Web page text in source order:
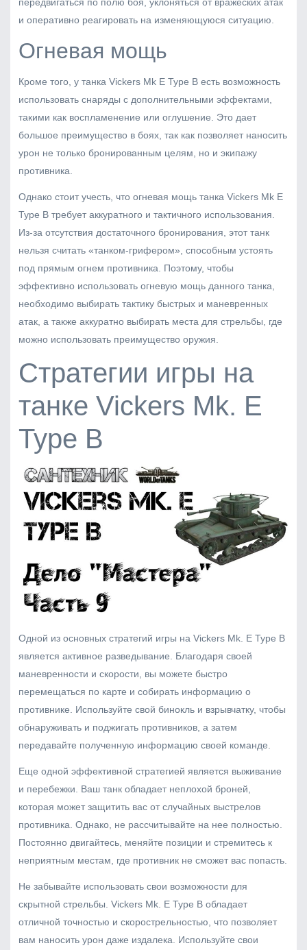
и оперативно реагировать на изменяющуюся ситуацию.
Огневая мощь
Кроме того, у танка Vickers Mk E Type B есть возможность
использовать снаряды с дополнительными эффектами,
такими как воспламенение или оглушение. Это дает
большое преимущество в боях, так как позволяет наносить
урон не только бронированным целям, но и экипажу
противника.
Однако стоит учесть, что огневая мощь танка Vickers Mk E
Type B требует аккуратного и тактичного использования.
Из-за отсутствия достаточного бронирования, этот танк
нельзя считать «танком-грифером», способным устоять
под прямым огнем противника. Поэтому, чтобы
эффективно использовать огневую мощь данного танка,
необходимо выбирать тактику быстрых и маневренных
атак, а также аккуратно выбирать места для стрельбы, где
можно использовать преимущество оружия.
Стратегии игры на
танке Vickers Mk. E
Type B
Одной из основных стратегий игры на Vickers Mk. E Type B
является активное разведывание. Благодаря своей
маневренности и скорости, вы можете быстро
перемещаться по карте и собирать информацию о
противнике. Используйте свой бинокль и взрывчатку, чтобы
обнаруживать и поджигать противников, а затем
передавайте полученную информацию своей команде.
Еще одной эффективной стратегией является выживание
и перебежки. Ваш танк обладает неплохой броней,
которая может защитить вас от случайных выстрелов
противника. Однако, не рассчитывайте на нее полностью.
Постоянно двигайтесь, меняйте позиции и стремитесь к
неприятным местам, где противник не сможет вас попасть.
Не забывайте использовать свои возможности для
скрытной стрельбы. Vickers Mk. E Type B обладает
отличной точностью и скорострельностью, что позволяет
вам наносить урон даже издалека. Используйте свои